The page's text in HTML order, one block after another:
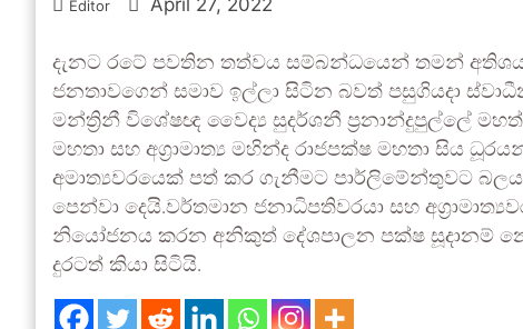
Editor April 27, 2022
දැනට රටේ පවතින තත්වය සම්බන්ධයෙන් තමන්
ජනතාවගෙන් සමාව ඉල්ලා සිටින බවත් පසුගියදා
මන්ත්‍රිනී විශේෂඥ වෛද්‍ය සුදර්ශනී ප්‍රනාන්දුපුල්ලේ
මහතා සහ අග්‍රාමාත්‍ය මහින්ද රාජපක්ෂ මහතා සිය
අමාත්‍යවරයෙක් පත් කර ගැනීමට පාර්ලිමේන්තුවට
පෙන්වා දෙයි.වර්තමාන ජනාධිපතිවරයා සහ
නියෝජනය කරන අනිකුත් දේශපාලන පක්ෂ සූදානම්
දුරටත් කියා සිටියි.